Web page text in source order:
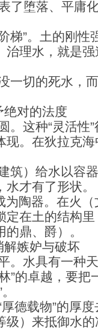
了堕落、平庸
梯”。土的刚
治理水，就是
一切的死水，
绝对的法度
。这种“灵活性
现。在狄拉克
筑）给水以容
才有了形状。
为陶器。在火
定在土的结构
鼎、爵）。
解嫉妒与破坏
。水具有一种
”的卓越，要把
德载物”的厚
级）来抵御水